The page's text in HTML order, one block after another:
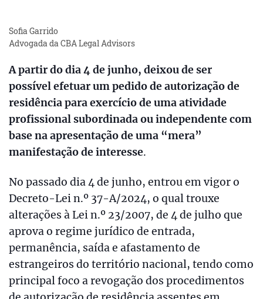
Sofia Garrido
Advogada da CBA Legal Advisors
A partir do dia 4 de junho, deixou de ser
possível efetuar um pedido de autorização de
residência para exercício de uma atividade
profissional subordinada ou independente com
base na apresentação de uma “mera”
manifestação de interesse.
No passado dia 4 de junho, entrou em vigor o
Decreto-Lei n.º 37-A/2024, o qual trouxe
alterações à Lei n.º 23/2007, de 4 de julho que
aprova o regime jurídico de entrada,
permanência, saída e afastamento de
estrangeiros do território nacional, tendo como
principal foco a revogação dos procedimentos